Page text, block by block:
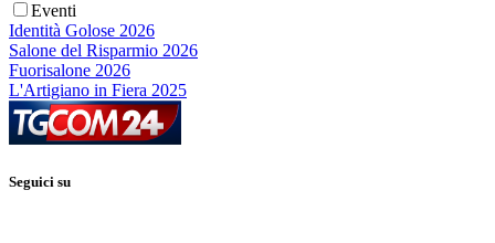
Eventi
Identità Golose 2026
Salone del Risparmio 2026
Fuorisalone 2026
L'Artigiano in Fiera 2025
Seguici su